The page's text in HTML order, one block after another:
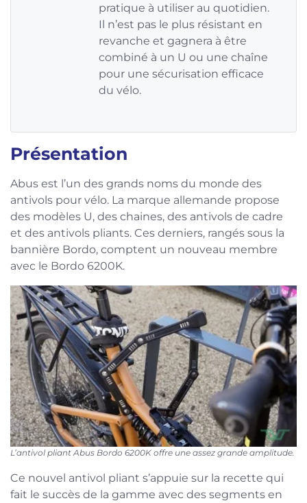
pratique à utiliser au quotidien.
Il n’est pas le plus résistant en
revanche et gagnera à être
combiné à un U ou une chaîne
pour une sécurisation efficace
du vélo.
Présentation
Abus est l’un des grands noms du monde des
antivols pour vélo. La marque allemande propose
des modèles U, des chaines, des antivols de cadre
et des antivols pliants. Ces derniers, rangés sous la
bannière Bordo, comptent un nouveau membre
avec le Bordo 6200K.
L’antivol pliant Abus Bordo 6200K offre une assez grande amplitude.
Ce nouvel antivol pliant s’appuie sur la recette qui
fait le succès de la gamme avec des segments en